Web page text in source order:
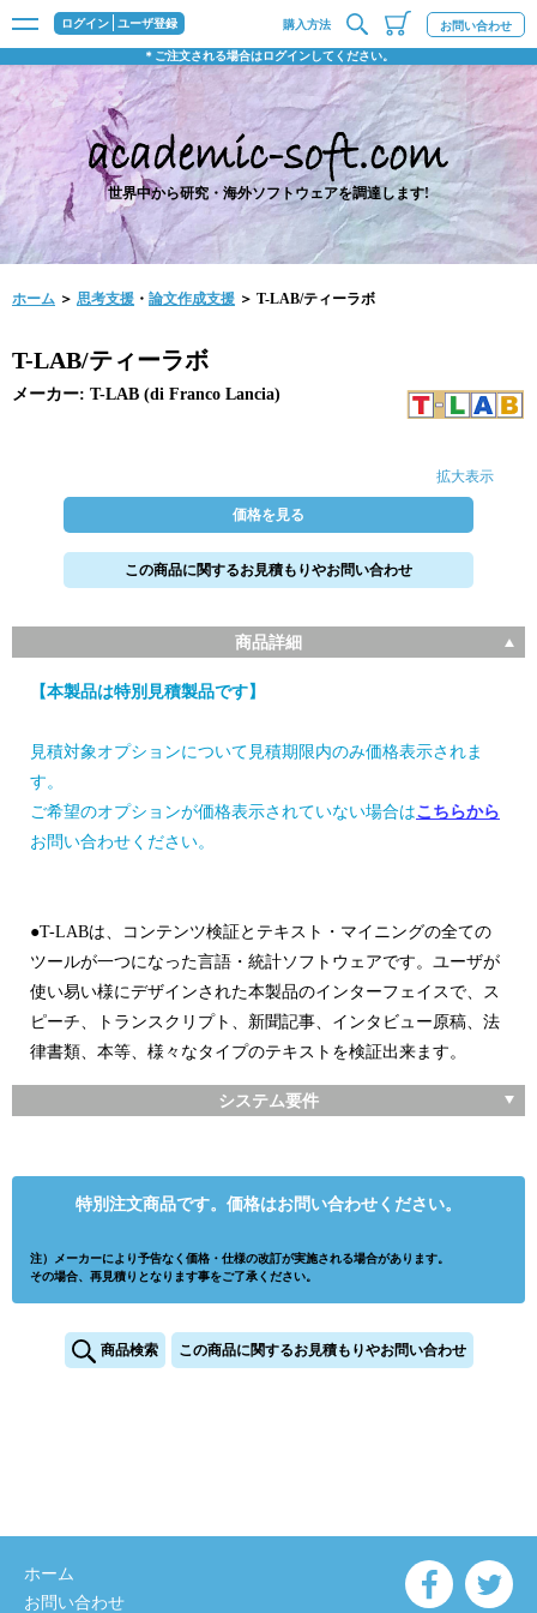
ログイン ユーザ登録
＊ご注文される場合はログインしてください。
購入方法 お問い合わせ
世界中から研究・海外ソフトウェアを調達します!
ホーム ＞ 思考支援 ・ 論文作成支援 ＞ T-LAB/ティーラボ
拡大表示
T-LAB/ティーラボ
メーカー: T-LAB (di Franco Lancia)
価格を見る
この商品に関するお見積もりやお問い合わせ
商品詳細
【本製品は特別見積製品です】
見積対象オプションについて見積期限内のみ価格表示されま
す。
ご希望のオプションが価格表示されていない場合はこちらから
お問い合わせください。
●T-LABは、コンテンツ検証とテキスト・マイニングの全ての
ツールが一つになった言語・統計ソフトウェアです。ユーザが
使い易い様にデザインされた本製品のインターフェイスで、ス
ピーチ、トランスクリプト、新聞記事、インタビュー原稿、法
律書類、本等、様々なタイプのテキストを検証出来ます。
システム要件
特別注文商品です。価格はお問い合わせください。
注）メーカーにより予告なく価格・仕様の改訂が実施される場合があります。
その場合、再見積りとなります事をご了承ください。
商品検索 この商品に関するお見積もりやお問い合わせ
ホーム
お問い合わせ